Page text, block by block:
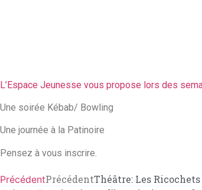
L’Espace Jeunesse vous propose lors des
Une soirée Kébab/ Bowling
Une journée à la Patinoire
Pensez à vous inscrire.
PrécédentPrécédentThéâtre: Les